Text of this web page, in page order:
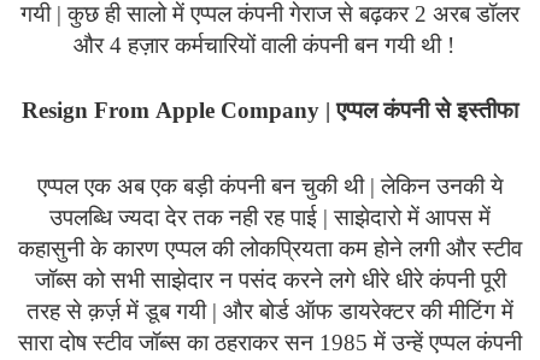
गयी | कुछ ही सालो में एप्पल कंपनी गेराज से बढ़कर 2 अरब डॉलर
और 4 हज़ार कर्मचारियों वाली कंपनी बन गयी थी !
Resign From Apple Company | एप्पल कंपनी से इस्तीफा
एप्पल एक अब एक बड़ी कंपनी बन चुकी थी | लेकिन उनकी ये
उपलब्धि ज्यदा देर तक नही रह पाई | साझेदारो में आपस में
कहासुनी के कारण एप्पल की लोकप्रियता कम होने लगी और स्टीव
जॉब्स को सभी साझेदार न पसंद करने लगे धीरे धीरे कंपनी पूरी
तरह से क़र्ज़ में डूब गयी | और बोर्ड ऑफ डायरेक्टर की मीटिंग में
सारा दोष स्टीव जॉब्स का ठहराकर सन 1985 में उन्हें एप्पल कंपनी